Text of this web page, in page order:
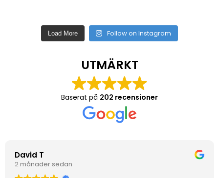
Load More Follow on Instagram
UTMÄRKT
Baserat på 202 recensioner
David T
2 månader sedan